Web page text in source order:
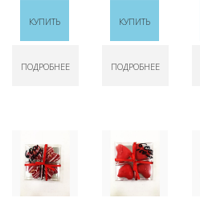
КУПИТЬ
ПОДРОБНЕЕ
КУПИТЬ
ПОДРОБНЕЕ